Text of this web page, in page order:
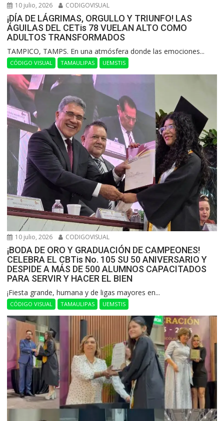
10 julio, 2026 CODIGOVISUAL
¡DÍA DE LÁGRIMAS, ORGULLO Y TRIUNFO! LAS
ÁGUILAS DEL CETis 78 VUELAN ALTO COMO
ADULTOS TRANSFORMADOS
​TAMPICO, TAMPS. En una atmósfera donde las emociones...
CÓDIGO VISUAL TAMAULIPAS UEMSTIS
10 julio, 2026 CODIGOVISUAL
¡BODA DE ORO Y GRADUACIÓN DE CAMPEONES!
CELEBRA EL CBTis No. 105 SU 50 ANIVERSARIO Y
DESPIDE A MÁS DE 500 ALUMNOS CAPACITADOS
PARA SERVIR Y HACER EL BIEN
​¡Fiesta grande, humana y de ligas mayores en...
CÓDIGO VISUAL TAMAULIPAS UEMSTIS